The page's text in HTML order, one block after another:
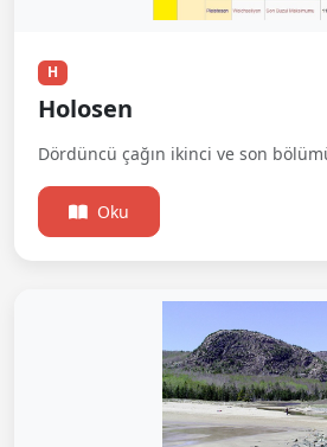
H
Holosen
Dördüncü çağın ikinci ve son
Oku